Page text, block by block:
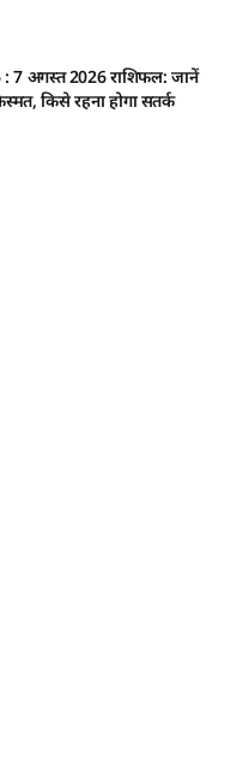
7 अगस्त 2026 राशिफल: जानें
किसे रहना होगा सतर्क